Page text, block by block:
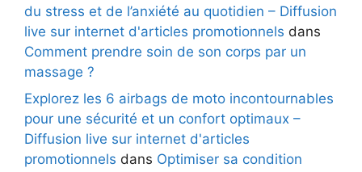
du stress et de l’anxiété au quotidien – Diffusion
live sur internet d'articles promotionnels dans
Comment prendre soin de son corps par un
massage ?
Explorez les 6 airbags de moto incontournables
pour une sécurité et un confort optimaux –
Diffusion live sur internet d'articles
promotionnels dans Optimiser sa condition